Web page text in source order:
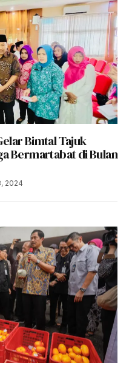
Bimtal Tajuk
Bermartabat di Bulan
2024